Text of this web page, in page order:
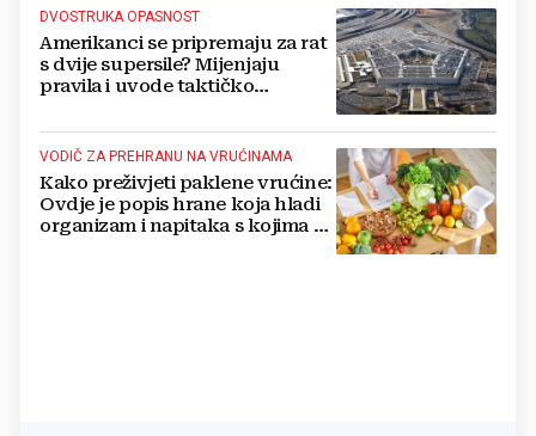
DVOSTRUKA OPASNOST
Amerikanci se pripremaju za rat
s dvije supersile? Mijenjaju
pravila i uvode taktičko
VODIČ ZA PREHRANU NA VRUĆINAMA
Kako preživjeti paklene vrućine:
Ovdje je popis hrane koja hladi
organizam i napitaka s kojima si